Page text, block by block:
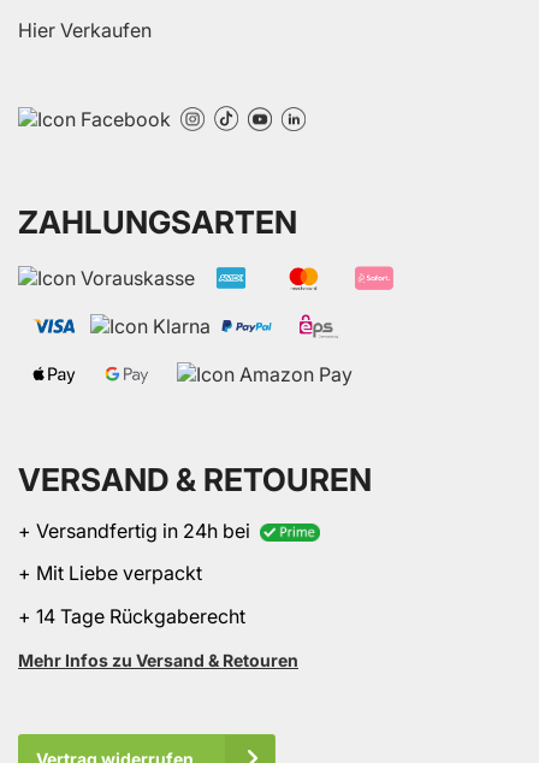
Hier Verkaufen
ZAHLUNGSARTEN
VERSAND & RETOUREN
+ Versandfertig in 24h bei
+ Mit Liebe verpackt
+ 14 Tage Rückgaberecht
Mehr Infos zu Versand & Retouren
Vertrag widerrufen